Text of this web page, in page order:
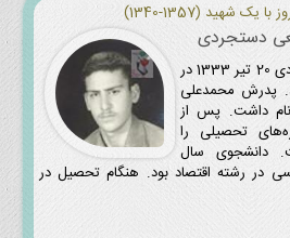
با یک شهید (1357-1340)
‌دستجردی
کریم رفیعی‌ دستجردی 20 تیر 1333 در
پدرش محمدعلی
داشت. پس از
تحصیلی را
دانشجوی سال
در رشته اقتصاد بود. هنگام تحصیل در